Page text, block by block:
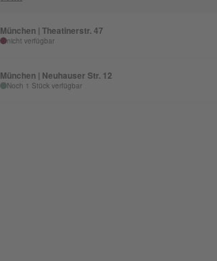
München | Theatinerstr. 47
nicht verfügbar
München | Neuhauser Str. 12
Noch 1 Stück verfügbar